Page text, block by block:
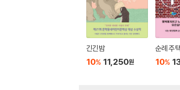
긴긴밤
10% 11,250원
순례 주
10%